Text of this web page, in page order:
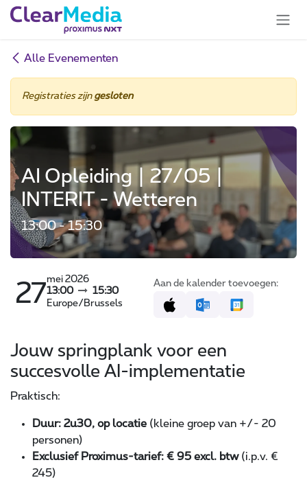
Overslaan naar inhoud
Alle Evenementen
Registraties zijn gesloten
AI Opleiding | 27/05 |
INTERIT - Wetteren
13:00 - 15:30
27
mei 2026
13:00
15:30
Europe/Brussels
Aan de kalender toevoegen:
Jouw springplank voor een
succesvolle AI-implementatie
Praktisch:
Duur: 2u30, op locatie (kleine groep van +/- 20
personen)
Exclusief Proximus-tarief: € 95 excl. btw(i.p.v. €
245)